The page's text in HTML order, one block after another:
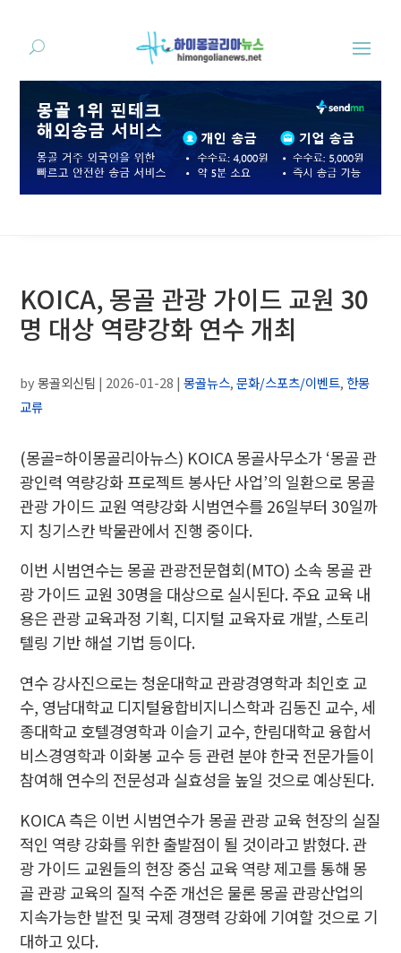
KOICA, 몽골 관광 가이드 교원 30
명 대상 역량강화 연수 개최
by몽골외신팀 | 2026-01-28 |몽골뉴스,문화/스포츠/이벤트,한몽
교류
(몽골=하이몽골리아뉴스) KOICA 몽골사무소가 ‘몽골 관
광인력 역량강화 프로젝트 봉사단 사업’의 일환으로 몽골
관광 가이드 교원 역량강화 시범연수를 26일부터 30일까
지 칭기스칸 박물관에서 진행 중이다.
이번 시범연수는 몽골 관광전문협회(MTO) 소속 몽골 관
광 가이드 교원 30명을 대상으로 실시된다. 주요 교육 내
용은 관광 교육과정 기획, 디지털 교육자료 개발, 스토리
텔링 기반 해설 기법 등이다.
연수 강사진으로는 청운대학교 관광경영학과 최인호 교
수, 영남대학교 디지털융합비지니스학과 김동진 교수, 세
종대학교 호텔경영학과 이슬기 교수, 한림대학교 융합서
비스경영학과 이화봉 교수 등 관련 분야 한국 전문가들이
참여해 연수의 전문성과 실효성을 높일 것으로 예상된다.
KOICA 측은 이번 시범연수가 몽골 관광 교육 현장의 실질
적인 역량 강화를 위한 출발점이 될 것이라고 밝혔다. 관
광 가이드 교원들의 현장 중심 교육 역량 제고를 통해 몽
골 관광 교육의 질적 수준 개선은 물론 몽골 관광산업의
지속가능한 발전 및 국제 경쟁력 강화에 기여할 것으로 기
대하고 있다.